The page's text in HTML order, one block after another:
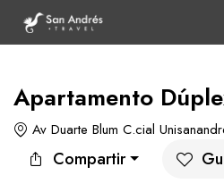
Tours
Apartamento
Av Duarte Blum C.cial
Compartir